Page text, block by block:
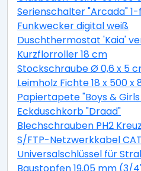
Serienschalter "Arcada"
Funkwecker digital weiß
Duschthermostat 'Kaia'
Kurzflorroller 18 cm
Stockschraube Ø 0,6 x 5
Leimholz Fichte 18 x 500 x
Papiertapete "Boys &
Eckduschkorb "Draad"
Blechschrauben PH2
S/FTP-Netzwerkkabel
Universalschlüssel für